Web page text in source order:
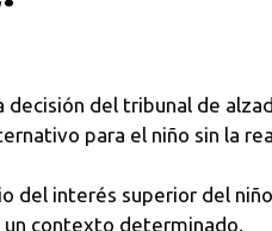
del tribunal de
para el niño sin la
del interés superior del
un contexto determinado.